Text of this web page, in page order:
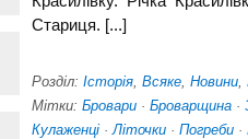
Стариця. [...]
Розділ: Історія Всяке Новини
Мітки: Бровари · Броварщина ·
Кулаженці · Літочки · Погреби ·